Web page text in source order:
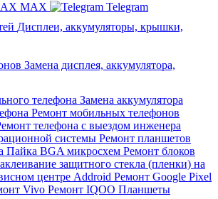
MAX
Telegram
Дисплеи, аккумуляторы, крышки,
Замена дисплея, аккумулятора,
телефона Замена аккумулятора
Ремонт мобильных телефонов
телефона с выездом инженера
системы Ремонт планшетов
Пайка BGA микросхем Ремонт блоков
защитного стекла (пленки) на
центре Addroid Ремонт Google Pixel
Vivo Ремонт IQOO Планшеты